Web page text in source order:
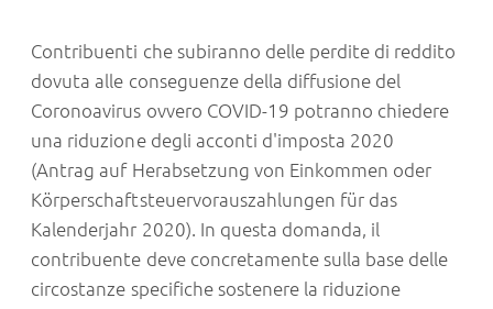
Contribuenti che subiranno delle perdite di reddito
dovuta alle conseguenze della diffusione del
Coronoavirus ovvero COVID-19 potranno chiedere
una riduzione degli acconti d'imposta 2020
(Antrag auf Herabsetzung von Einkommen oder
Körperschaftsteuervorauszahlungen für das
Kalenderjahr 2020). In questa domanda, il
contribuente deve concretamente sulla base delle
circostanze specifiche sostenere la riduzione